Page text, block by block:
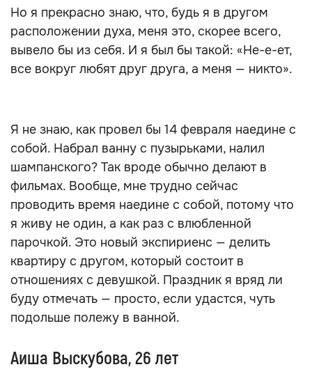
Но я прекрасно знаю, что, будь я в другом
расположении духа, меня это, скорее всего,
вывело бы из себя. И я был бы такой: «Не-е-ет,
все вокруг любят друг друга, а меня — никто».
Я не знаю, как провел бы 14 февраля наедине с
собой. Набрал ванну с пузырьками, налил
шампанского? Так вроде обычно делают в
фильмах. Вообще, мне трудно сейчас
проводить время наедине с собой, потому что
я живу не один, а как раз с влюбленной
парочкой. Это новый экспириенс — делить
квартиру с другом, который состоит в
отношениях с девушкой. Праздник я вряд ли
буду отмечать — просто, если удастся, чуть
подольше полежу в ванной.
Аиша Выскубова, 26 лет